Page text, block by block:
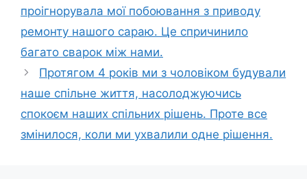
проігнорувала мої побоювання з приводу
ремонту нашого сараю. Це спричинило
багато сварок між нами.
Протягом 4 років ми з чоловіком будували
наше спільне життя, насолоджуючись
спокоєм наших спільних рішень. Проте все
змінилося, коли ми ухвалили одне рішення.